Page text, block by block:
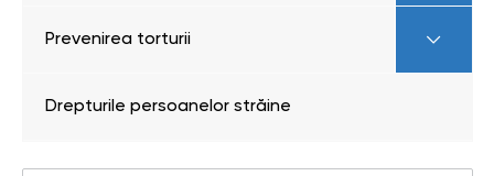
Prevenirea torturii
Drepturile persoanelor străine